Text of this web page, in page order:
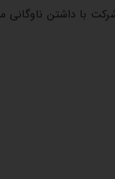
داشتن ناوگانی